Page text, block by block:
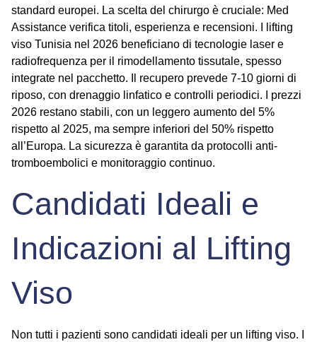
standard europei. La scelta del chirurgo è cruciale: Med
Assistance verifica titoli, esperienza e recensioni. I
lifting
viso Tunisia nel 2026 beneficiano di tecnologie laser e
radiofrequenza per il rimodellamento tissutale, spesso
integrate nel pacchetto. Il recupero prevede 7-10 giorni di
riposo, con drenaggio linfatico e controlli periodici. I prezzi
2026 restano stabili, con un leggero aumento del 5%
rispetto al 2025, ma sempre inferiori del 50% rispetto
all’Europa. La sicurezza è garantita da protocolli anti-
tromboembolici e monitoraggio continuo.
Candidati Ideali e
Indicazioni al Lifting
Viso
Non tutti i pazienti sono candidati ideali per un lifting viso. I